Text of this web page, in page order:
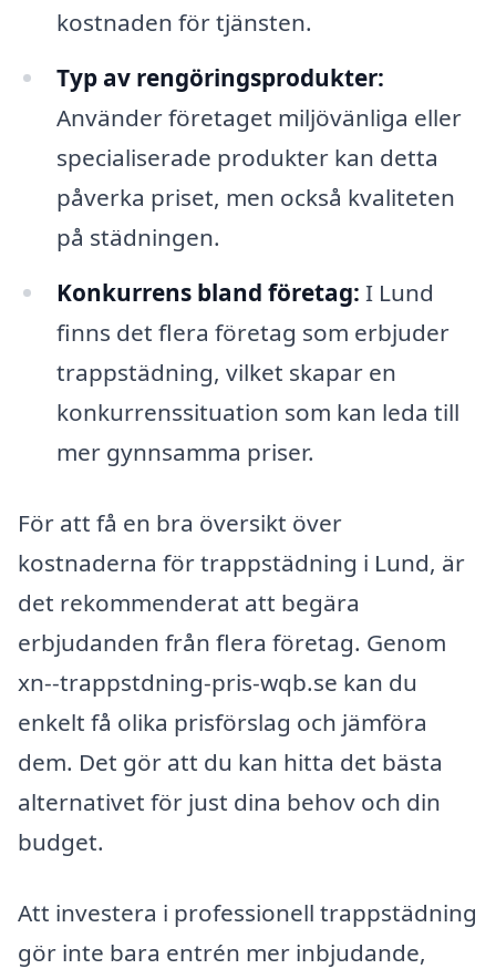
kostnaden för tjänsten.
Typ av rengöringsprodukter:
Använder företaget miljövänliga eller
specialiserade produkter kan detta
påverka priset, men också kvaliteten
på städningen.
Konkurrens bland företag: I Lund
finns det flera företag som erbjuder
trappstädning, vilket skapar en
konkurrenssituation som kan leda till
mer gynnsamma priser.
För att få en bra översikt över
kostnaderna för trappstädning i Lund, är
det rekommenderat att begära
erbjudanden från flera företag. Genom
xn--trappstdning-pris-wqb.se kan du
enkelt få olika prisförslag och jämföra
dem. Det gör att du kan hitta det bästa
alternativet för just dina behov och din
budget.
Att investera i professionell trappstädning
gör inte bara entrén mer inbjudande,